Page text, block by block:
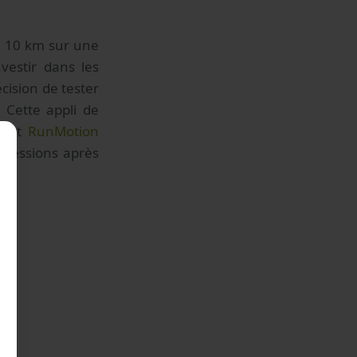
10 km sur une
dans les
de tester
appli de
RunMotion
après